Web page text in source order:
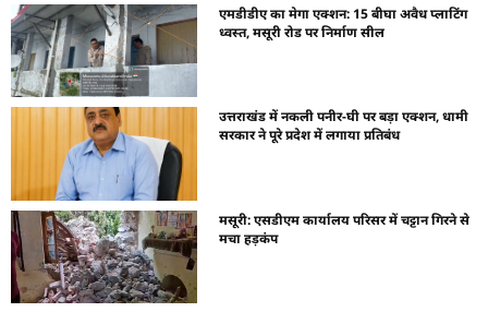
एमडीडीए का मेगा एक्शन: 15 बीघा अवैध प्लाटिंग
ध्वस्त, मसूरी रोड पर निर्माण सील
उत्तराखंड में नकली पनीर-घी पर बड़ा एक्शन, धामी
सरकार ने पूरे प्रदेश में लगाया प्रतिबंध
मसूरी: एसडीएम कार्यालय परिसर में चट्टान गिरने से
मचा हड़कंप